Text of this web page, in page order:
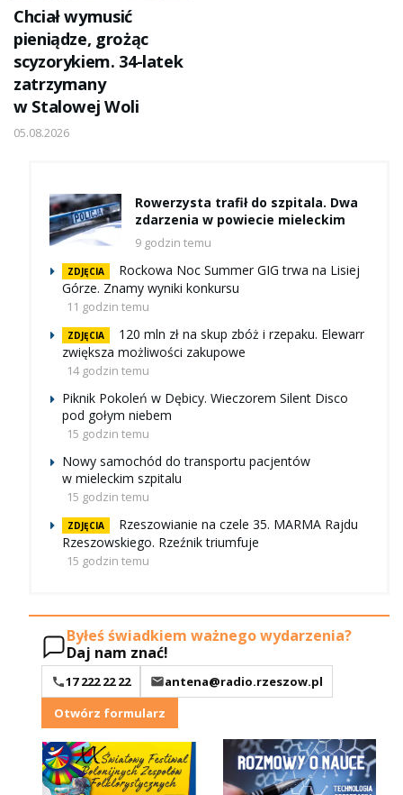
Chciał wymusić
pieniądze, grożąc
scyzorykiem. 34-latek
zatrzymany
w Stalowej Woli
05.08.2026
Rowerzysta trafił do szpitala. Dwa
zdarzenia w powiecie mieleckim
9 godzin temu
ZDJĘCIA
Rockowa Noc Summer GIG trwa na Lisiej
Górze. Znamy wyniki konkursu
11 godzin temu
ZDJĘCIA
120 mln zł na skup zbóż i rzepaku. Elewarr
zwiększa możliwości zakupowe
14 godzin temu
Piknik Pokoleń w Dębicy. Wieczorem Silent Disco
pod gołym niebem
15 godzin temu
Nowy samochód do transportu pacjentów
w mieleckim szpitalu
15 godzin temu
ZDJĘCIA
Rzeszowianie na czele 35. MARMA Rajdu
Rzeszowskiego. Rzeźnik triumfuje
15 godzin temu
Byłeś świadkiem ważnego wydarzenia?
Daj nam znać!
17 222 22 22
antena@radio.rzeszow.pl
Otwórz formularz